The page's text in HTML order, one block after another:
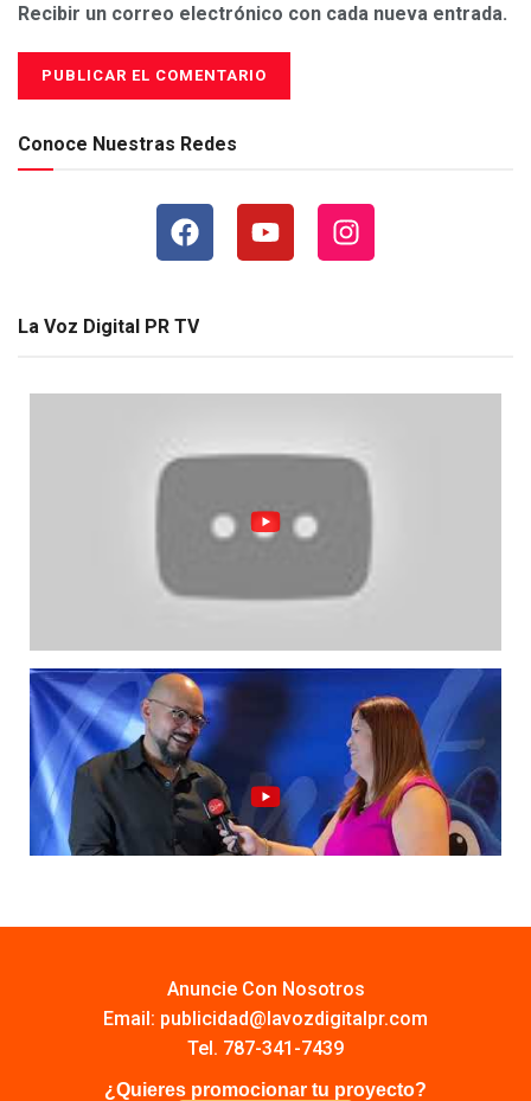
Recibir un correo electrónico con cada nueva entrada.
Conoce Nuestras Redes
La Voz Digital PR TV
Anuncie Con Nosotros
Email: publicidad@lavozdigitalpr.com
Tel. 787-341-7439
¿Quieres promocionar tu proyecto?